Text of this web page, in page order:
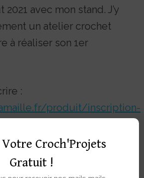
2021 avec mon stand. J’y
un atelier crochet
à réaliser son 1er
:
produit/inscription-
de vos commandes sur
interrompues pendant
Votre Croch'Projets
Gratuit !